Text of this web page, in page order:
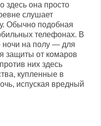
здесь она просто
слушает
Обычно подобная
телефонах. В
ночи на полу — для
защиты от комаров
них здесь
купленные в
испуская вредный